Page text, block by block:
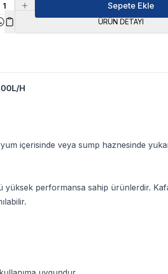
Sepete Ekle
ÜRÜN DETAYI
H
içerisinde veya sump haznesinde
yüksek performansa sahip ürünlerdir.